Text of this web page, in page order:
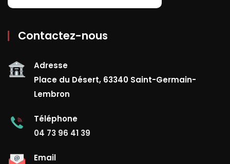
Contactez-nous
Adresse
Place du Désert, 63340 Saint-Germain-
Lembron
Téléphone
04 73 96 41 39
Email